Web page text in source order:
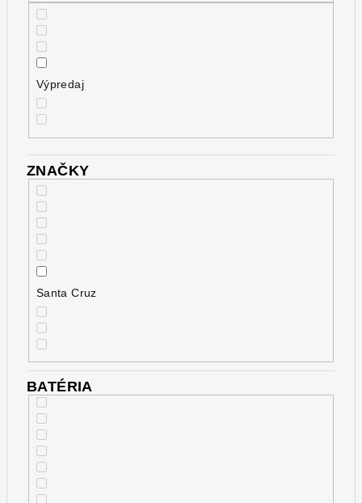
Výpredaj
ZNAČKY
Santa Cruz
BATÉRIA